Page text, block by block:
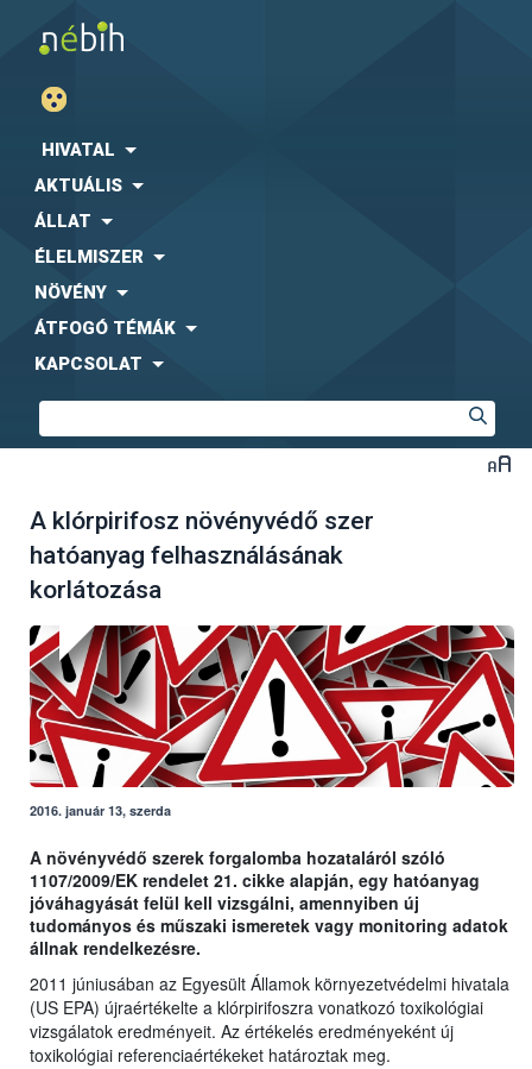
HIVATAL
AKTUÁLIS
ÁLLAT
ÉLELMISZER
NÖVÉNY
ÁTFOGÓ TÉMÁK
KAPCSOLAT
A klórpirifosz növényvédő szer
hatóanyag felhasználásának
korlátozása
2016. január 13, szerda
A növényvédő szerek forgalomba hozataláról szóló
1107/2009/EK rendelet 21. cikke alapján, egy hatóanyag
jóváhagyását felül kell vizsgálni, amennyiben új
tudományos és műszaki ismeretek vagy monitoring adatok
állnak rendelkezésre.
2011 júniusában az Egyesült Államok környezetvédelmi hivatala
(US EPA) újraértékelte a klórpirifoszra vonatkozó toxikológiai
vizsgálatok eredményeit. Az értékelés eredményeként új
toxikológiai referenciaértékeket határoztak meg.